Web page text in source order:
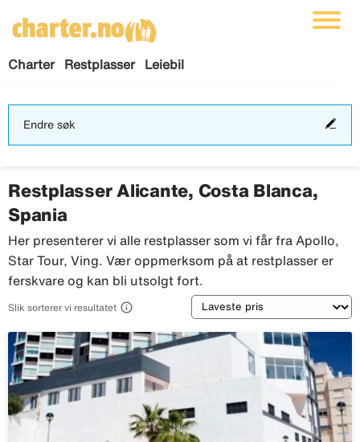
Charter Restplasser Leiebil
Endre søk
Restplasser Alicante, Costa Blanca,
Spania
Her presenterer vi alle restplasser som vi får fra Apollo,
Star Tour, Ving. Vær oppmerksom på at restplasser er
ferskvare og kan bli utsolgt fort.
Slik sorterer vi resultatet  Sortering